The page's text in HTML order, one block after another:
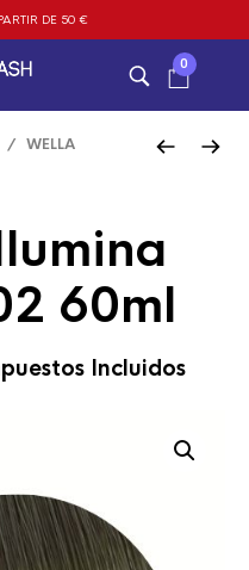
DE 50 €
0
/ WELLA
60ml
Incluidos